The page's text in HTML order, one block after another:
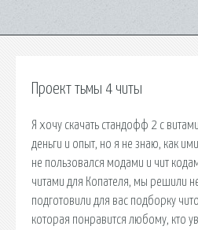
Проект тьмы 4 читы
Я хочу скачать стандофф 2 с
деньги и опыт, но я не знаю, как
не пользовался модами и чит
читами для Копателя, мы решили
подготовили для вас подборку
которая понравится любому, кто